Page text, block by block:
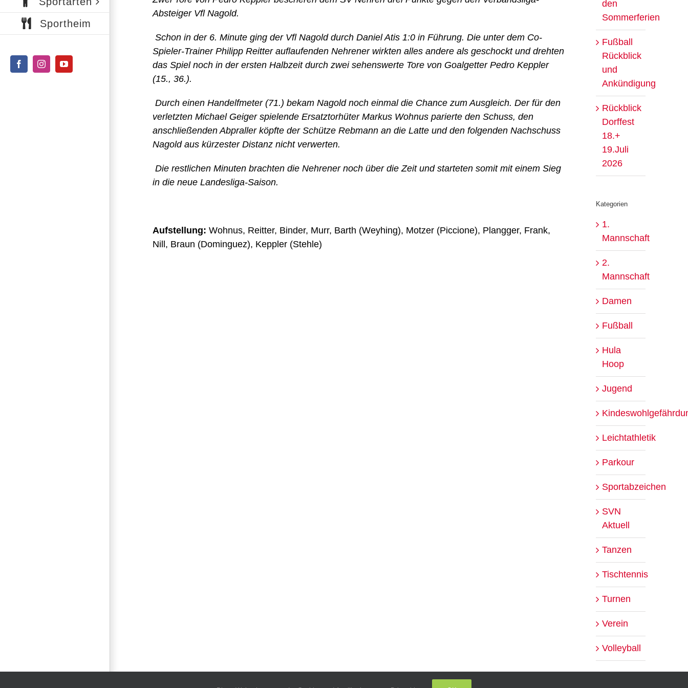
Sportheim
FacebookInstagramYouTube
Absteiger Vfl Nagold.
Schon in der 6. Minute ging der Vfl Nagold durch Daniel Atis 1:0 in Führung. Die unter dem Co-
Spieler-Trainer Philipp Reitter auflaufenden Nehrener wirkten alles andere als geschockt und drehten
das Spiel noch in der ersten Halbzeit durch zwei sehenswerte Tore von Goalgetter Pedro Keppler
(15., 36.).
Durch einen Handelfmeter (71.) bekam Nagold noch einmal die Chance zum Ausgleich. Der für den
verletzten Michael Geiger spielende Ersatztorhüter Markus Wohnus parierte den Schuss, den
anschließenden Abpraller köpfte der Schütze Rebmann an die Latte und den folgenden Nachschuss
Nagold aus kürzester Distanz nicht verwerten.
Die restlichen Minuten brachten die Nehrener noch über die Zeit und starteten somit mit einem Sieg
in die neue Landesliga-Saison.
Aufstellung:Wohnus, Reitter, Binder, Murr, Barth (Weyhing), Motzer (Piccione), Plangger, Frank,
Nill, Braun (Dominguez), Keppler (Stehle)
den
Sommerferien
Fußball
Rückblick
und
Ankündigung
Rückblick
Dorffest
18.+
19.Juli
2026
Kategorien
1.
Mannschaft
2.
Mannschaft
Damen
Fußball
Hula
Hoop
Jugend
Leichtathletik
Parkour
Sportabzeichen
SVN
Aktuell
Tanzen
Tischtennis
Turnen
Verein
Volleyball